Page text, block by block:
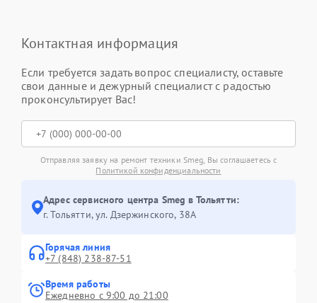
Контактная информация
Если требуется задать вопрос специалисту, оставьте
свои данные и дежурный специалист с радостью
проконсультирует Вас!
Отправляя заявку на ремонт техники Smeg, Вы соглашаетесь с
Политикой конфиденциальности
Адрес сервисного центра Smeg в Тольятти:
г. Тольятти, ул. Дзержинского, 38А
Горячая линия
+7 (848) 238-87-51
Время работы
Ежедневно с 9:00 до 21:00